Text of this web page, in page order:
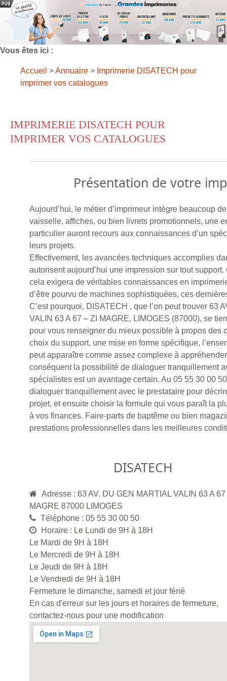
Vous êtes ici :
Accueil >Annuaire > Imprimerie DISATECH pour
imprimer vos catalogues
IMPRIMERIE DISATECH POUR
IMPRIMER VOS CATALOGUES
Présentation de votre
Aujourd’hui, le métier d’imprimeur intègre beaucoup
vaisselle, affiches, ou bien livrets promotionnels, une
particulier auront recours aux connaissances d’un
leurs projets.
Effectivement, les avancées techniques accomplies
autorisent aujourd’hui une impression sur tout support.
cela exigera de véritables connaissances en
d’être pourvu de machines sophistiquées, ces
C’est pourquoi, DISATECH , que l’on peut trouver 63
VALIN 63 A 67 – ZI MAGRE, LIMOGES (87000), se
pour vous renseigner du mieux possible à propos des
choix du support, une mise en forme spécifique,
peut apparaître comme assez complexe à
conséquent la possibilité de dialoguer tranquillement
spécialistes est un avantage certain. Au 05 55 30 00
dialoguer tranquillement avec le prestataire pour
projet, et ensuite choisir la formule qui vous paraît la
à vos finances. Faire-parts de baptême ou bien
prestations professionnelles dans les meilleures
DISATECH
Adresse : 63 AV. DU GEN MARTIAL VALIN 63 A 67
MAGRE 87000 LIMOGES
Téléphone : 05 55 30 00 50
Horaire : Le Lundi de 9H à 18H
Le Mardi de 9H à 18H
Le Mercredi de 9H à 18H
Le Jeudi de 9H à 18H
Le Vendredi de 9H à 18H
Fermeture le dimanche, samedi et jour férié
En cas d'erreur sur les jours et horaires de fermeture,
contactez-nous pour une modification